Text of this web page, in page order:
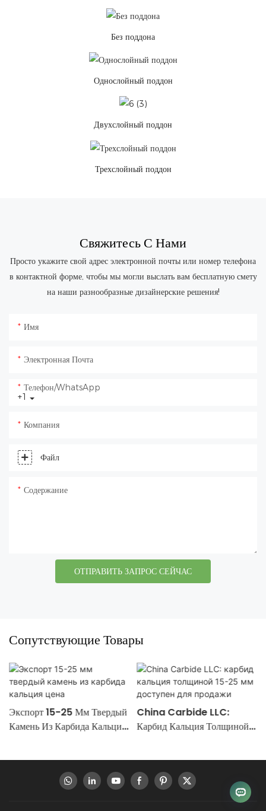
Без поддона
Однослойный поддон
Двухслойный поддон
Трехслойный поддон
Свяжитесь С Нами
Просто укажите свой адрес электронной почты или номер телефона
в контактной форме, чтобы мы могли выслать вам бесплатную смету
на наши разнообразные дизайнерские решения!
Имя
Электронная Почта
+1
Телефон/WhatsApp
Компания
Файл
Содержание
ОТПРАВИТЬ ЗАПРОС СЕЙЧАС
Сопутствующие Товары
Экспорт 15-25 Мм Твердый
Камень Из Карбида Кальция
China Carbide LLC:
Карбид Кальция Толщиной